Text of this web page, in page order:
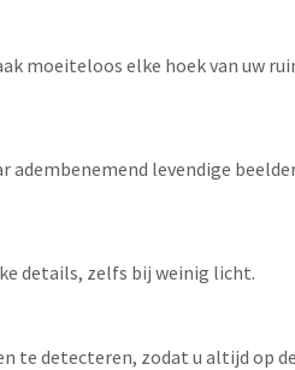
moeiteloos elke hoek van uw
adembenemend levendige
details, zelfs bij weinig licht.
te detecteren, zodat u altijd